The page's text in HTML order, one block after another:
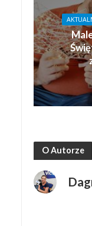
O Autorze